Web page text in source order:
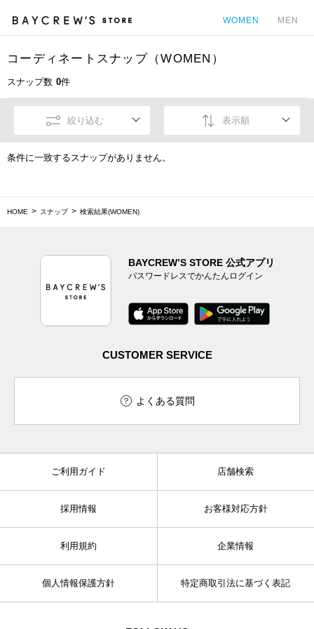
WOMEN MEN
コーディネートスナップ（WOMEN）
スナップ数 0件
絞り込む 表示順
条件に一致するスナップがありません。
HOME スナップ 検索結果(WOMEN)
BAYCREW’S STORE 公式アプリ
パスワードレスでかんたんログイン
CUSTOMER SERVICE
よくある質問
ご利用ガイド 店舗検索
採用情報 お客様対応方針
利用規約 企業情報
個人情報保護方針 特定商取引法に基づく表記